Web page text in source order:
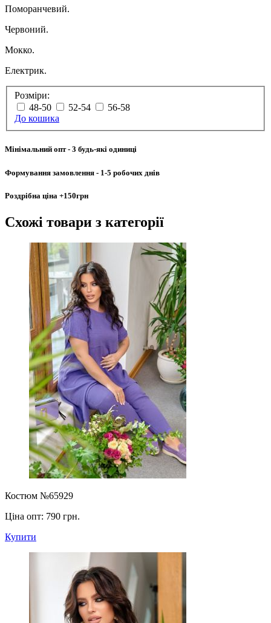
Поморанчевий.
Червоний.
Мокко.
Електрик.
Розміри:
48-50
52-54
56-58
До кошика
Мінімальний опт- 3 будь-які одиниці
Формування замовлення - 1-5 робочих днів
Роздрібна ціна +150грн
Схожі товари з категорії
Костюм №65929
Ціна опт: 790 грн.
Купити